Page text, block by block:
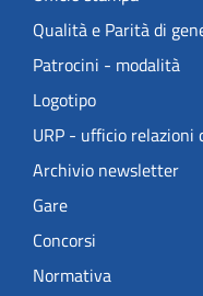
Qualità e Parità di
Patrocini - modalità
Logotipo
URP - ufficio relazioni
Archivio newsletter
Gare
Concorsi
Normativa